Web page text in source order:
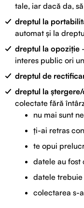
tale, iar dacă da,
dreptul la
automat și la
dreptul la opoziție
interes public ori
dreptul de
dreptul la
colectate fără
nu mai sunt
ți-ai retras
te opui
datele au fost
datele
colectarea s-